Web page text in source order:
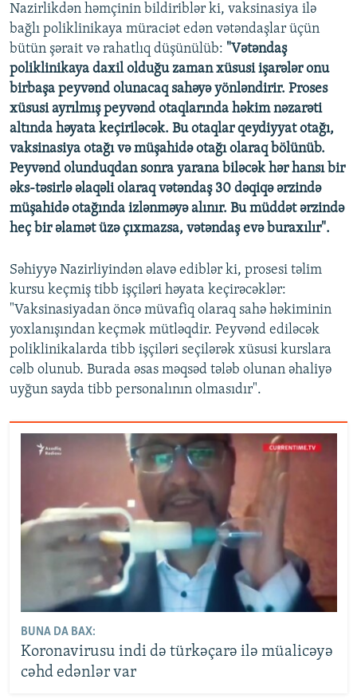
720p 1080p
1080p
Nazirlikdən həmçinin bildiriblər ki, vaksinasiya ilə
bağlı poliklinikaya müraciət edən vətəndaşlar üçün
bütün şərait və rahatlıq düşünülüb: "Vətəndaş
poliklinikaya daxil olduğu zaman xüsusi işarələr onu
birbaşa peyvənd olunacaq sahəyə yönləndirir. Proses
xüsusi ayrılmış peyvənd otaqlarında həkim nəzarəti
altında həyata keçiriləcək. Bu otaqlar qeydiyyat otağı,
vaksinasiya otağı və müşahidə otağı olaraq bölünüb.
Peyvənd olunduqdan sonra yarana biləcək hər hansı bir
əks-təsirlə əlaqəli olaraq vətəndaş 30 dəqiqə ərzində
müşahidə otağında izlənməyə alınır. Bu müddət ərzində
heç bir əlamət üzə çıxmazsa, vətəndaş evə buraxılır".
Səhiyyə Nazirliyindən əlavə ediblər ki, prosesi təlim
kursu keçmiş tibb işçiləri həyata keçirəcəklər:
"Vaksinasiyadan öncə müvafiq olaraq sahə həkiminin
yoxlanışından keçmək mütləqdir. Peyvənd ediləcək
poliklinikalarda tibb işçiləri seçilərək xüsusi kurslara
cəlb olunub. Burada əsas məqsəd tələb olunan əhaliyə
uyğun sayda tibb personalının olmasıdır".
BUNA DA BAX:
Koronavirusu indi də türkəçarə ilə müalicəyə
cəhd edənlər var